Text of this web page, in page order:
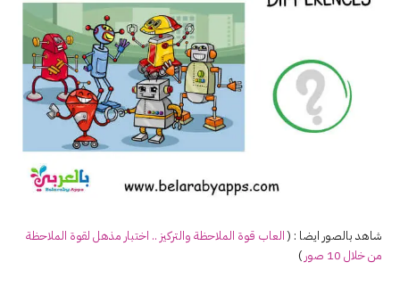
شاهد بالصور ايضا : (العاب قوة الملاحظة والتركيز .. اختبار مذهل لقوة الملاحظة
من خلال 10 صور
)